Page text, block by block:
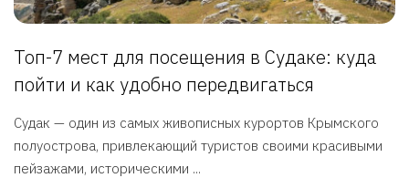
Топ-7 мест для посещения в Судаке: куда
пойти и как удобно передвигаться
Судак — один из самых живописных курортов Крымского
полуострова, привлекающий туристов своими красивыми
пейзажами, историческими ...